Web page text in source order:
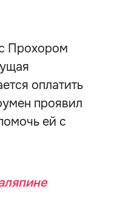
Прохором
оплатить
проявил
ей с